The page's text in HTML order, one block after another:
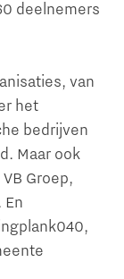
deelnemers
van
het
bedrijven
Maar ook
Groep,
En